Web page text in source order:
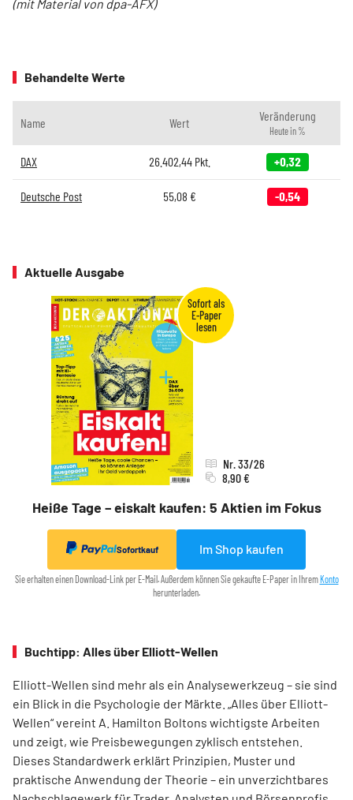
(mit Material von dpa-AFX)
Behandelte Werte
Name Wert Veränderung
Heute in %
DAX 26.402,44Pkt. +0,32
Deutsche Post 55,08 € -0,54
Aktuelle Ausgabe
Heiße Tage – eiskalt kaufen: 5 Aktien im Fokus
Nr. 33/26
8,90 €
Sofortkauf Im Shop kaufen
Sie erhalten einen Download-Link per E-Mail. Außerdem können Sie gekaufte E-Paper in IhremKonto
herunterladen.
Buchtipp: Alles über Elliott-Wellen
Elliott-Wellen sind mehr als ein Analysewerkzeug – sie sind
ein Blick in die Psychologie der Märkte. „Alles über Elliott-
Wellen“ vereint A. Hamilton Boltons wichtigste Arbeiten
und zeigt, wie Preisbewegungen zyklisch entstehen.
Dieses Standardwerk erklärt Prinzipien, Muster und
praktische Anwendung der Theorie – ein unverzichtbares